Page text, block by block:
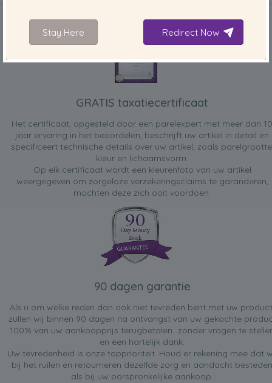
GRATIS taxatiecertificaat
Het certificaat, opgesteld door een parelexpert met meer dan 10
jaar ervaring in het beoordelen, beschrijft uw artikel in detail en
specificeert technische details over uw artikel, zoals
kleur en lichaamsvorm.
Op elk certificaat wordt een kleurenfoto van uw artikel
weergegeven om zorgeloze verzekeringsclaims te garanderen,
mochten deze zich ooit voordoen.
90 dagen garantie
Als u om welke reden dan ook niet tevreden bent met uw
zullen wij binnen 90 dagen na ontvangst van uw gekochte
100% van uw aankoopprijs terugbetalen...zonder vragen te
en een hartelijk dank.
Uw tevredenheid is onze topprioriteit. Houd er rekening mee dat
bij het ruilen en retourneren dezelfde zorg en aandacht besteden
als bij uw oorspronkelijke aankoop.
Stay Here Redirect Now